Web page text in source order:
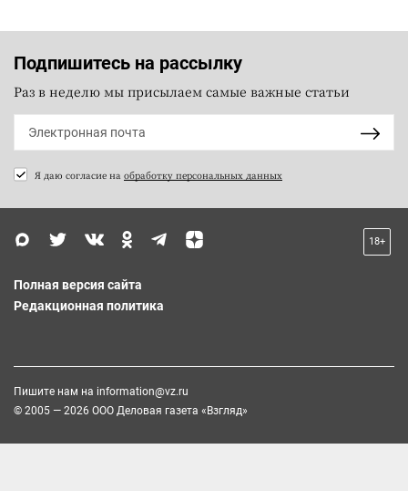
Подпишитесь на рассылку
Раз в неделю мы присылаем самые важные статьи
Я даю согласие на обработку персональных данных
18+
Полная версия сайта
Редакционная политика
Пишите нам на information@vz.ru
© 2005 — 2026 ООО Деловая газета «Взгляд»